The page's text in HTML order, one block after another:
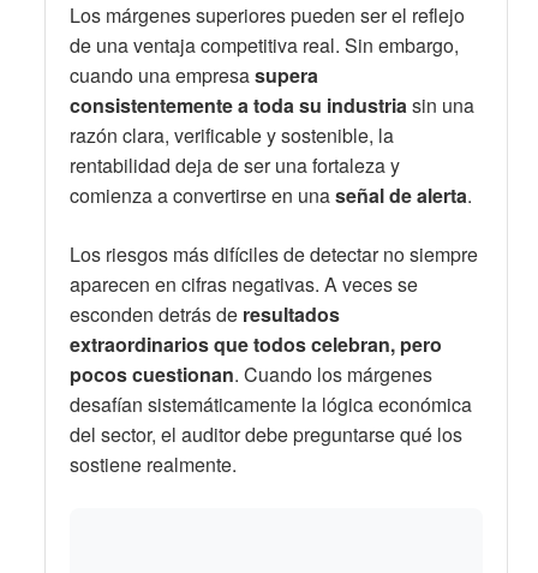
Los márgenes superiores pueden ser el reflejo
de una ventaja competitiva real. Sin embargo,
cuando una empresasupera
consistentemente a toda su industriasin una
razón clara, verificable y sostenible, la
rentabilidad deja de ser una fortaleza y
comienza a convertirse en unaseñal de alerta.
Los riesgos más difíciles de detectar no siempre
aparecen en cifras negativas. A veces se
esconden detrás de resultados
extraordinarios que todos celebran, pero
pocos cuestionan. Cuando los márgenes
desafían sistemáticamente la lógica económica
del sector, el auditor debe preguntarse qué los
sostiene realmente.